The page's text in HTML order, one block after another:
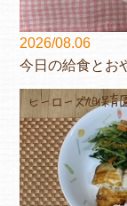
2026/08.06
今日の給食とお
ヒーローズ旭保育